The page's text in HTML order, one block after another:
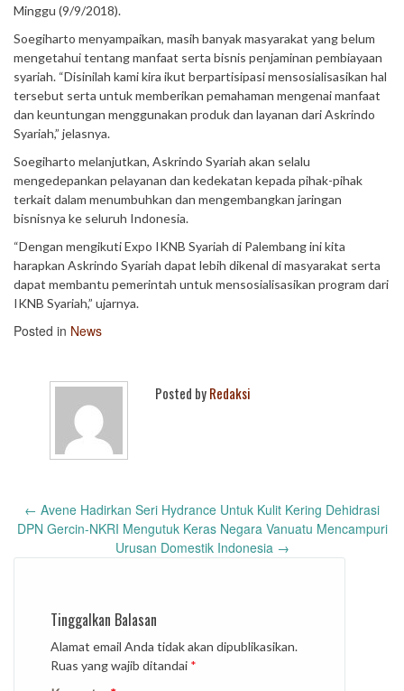
Minggu (9/9/2018).
Soegiharto menyampaikan, masih banyak masyarakat yang belum
mengetahui tentang manfaat serta bisnis penjaminan pembiayaan
syariah. “Disinilah kami kira ikut berpartisipasi mensosialisasikan hal
tersebut serta untuk memberikan pemahaman mengenai manfaat
dan keuntungan menggunakan produk dan layanan dari Askrindo
Syariah,” jelasnya.
Soegiharto melanjutkan, Askrindo Syariah akan selalu
mengedepankan pelayanan dan kedekatan kepada pihak-pihak
terkait dalam menumbuhkan dan mengembangkan jaringan
bisnisnya ke seluruh Indonesia.
“Dengan mengikuti Expo IKNB Syariah di Palembang ini kita
harapkan Askrindo Syariah dapat lebih dikenal di masyarakat serta
dapat membantu pemerintah untuk mensosialisasikan program dari
IKNB Syariah,” ujarnya.
Posted in News
Posted byRedaksi
Post
navigation
← Avene Hadirkan Seri Hydrance Untuk Kulit Kering Dehidrasi
DPN Gercin-NKRI Mengutuk Keras Negara Vanuatu Mencampuri
Urusan Domestik Indonesia →
Tinggalkan Balasan
Alamat email Anda tidak akan dipublikasikan.
Ruas yang wajib ditandai *